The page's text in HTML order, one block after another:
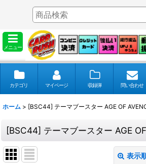
メニュー
カテゴリ マイページ 収録弾 問い合わせ
ホーム > [BSC44] テーマブースター AGE OF
[BSC44] テーマブースター AGE
表示